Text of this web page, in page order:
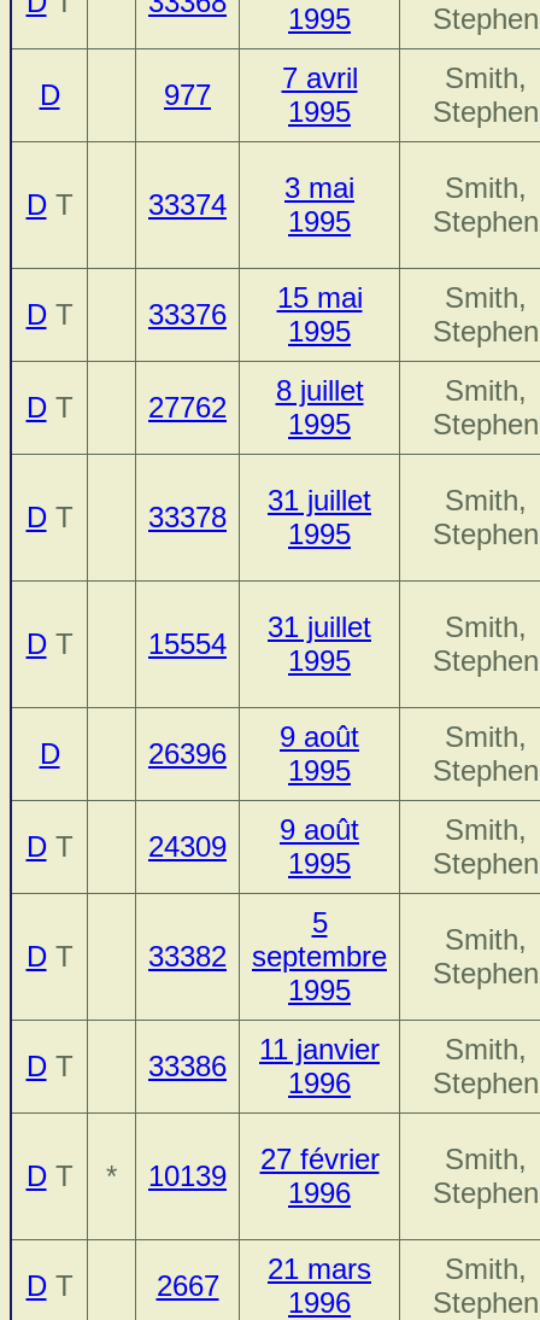
1995
Stephen
D 977
7 avril
1995
Smith,
Stephen
DT 33374
3 mai
1995
Smith,
Stephen
DT 33376
15 mai
1995
Smith,
Stephen
DT 27762
8 juillet
1995
Smith,
Stephen
DT 33378
31 juillet
1995
Smith,
Stephen
DT 15554
31 juillet
1995
Smith,
Stephen
D 26396
9 août
1995
Smith,
Stephen
DT 24309
9 août
1995
Smith,
Stephen
DT 33382
5
septembre
1995
Smith,
Stephen
DT 33386
11 janvier
1996
Smith,
Stephen
DT * 10139
27 février
1996
Smith,
Stephen
DT 2667
21 mars
1996
Smith,
Stephen